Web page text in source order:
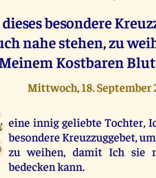
besondere
nahe stehen, zu
Kostbaren
Mittwoch, 18. September
eine innig geliebte Tochter,
besondere Kreuzzuggebet,
zu weihen, damit Ich sie
bedecken kann.